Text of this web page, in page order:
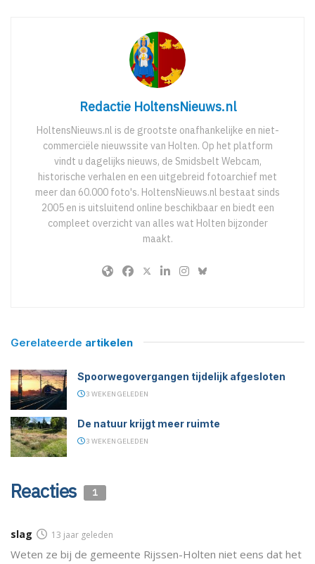
Redactie HoltensNieuws.nl
HoltensNieuws.nl is de grootste onafhankelijke en niet-
commerciële nieuwssite van Holten. Op het platform
vindt u dagelijks nieuws, de Smidsbelt Webcam,
historische verhalen en een uitgebreid fotoarchief met
meer dan 60.000 foto's. HoltensNieuws.nl bestaat sinds
2005 en is uitsluitend online beschikbaar en biedt een
compleet overzicht van alles wat Holten bijzonder
maakt.
Gerelateerde artikelen
Spoorwegovergangen tijdelijk afgesloten
3 WEKEN GELEDEN
De natuur krijgt meer ruimte
3 WEKEN GELEDEN
Reacties 1
slag 13 jaar geleden
Weten ze bij de gemeente Rijssen-Holten niet eens dat het